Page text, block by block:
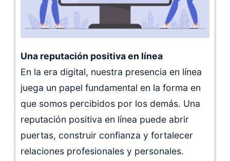
Una reputación positiva en línea
En la era digital, nuestra presencia en línea
juega un papel fundamental en la forma en
que somos percibidos por los demás. Una
reputación positiva en línea puede abrir
puertas, construir confianza y fortalecer
relaciones profesionales y personales.